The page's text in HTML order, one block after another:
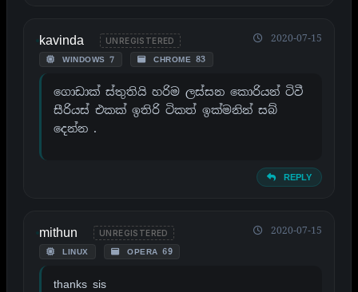
kavinda UNREGISTERED
WINDOWS 7 CHROME 83
2020-07-15
ගොඩාක් ස්තුතියි හරිම ලස්සන කොරියන් ටිවී
සීරියස් එකක් ඉතිරි ටිකත් ඉක්මනින් සබ්
දෙන්න .
REPLY
mithun UNREGISTERED
LINUX OPERA 69
2020-07-15
thanks sis